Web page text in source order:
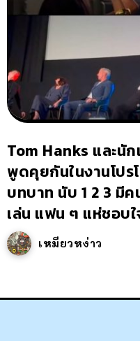
Tom Hanks และนั
พูดคุยกันในงานโป
บทบาท นับ 1 2 3 มี
เล่น แฟน ๆ แห่ชอบ
เหมียวหง่าว